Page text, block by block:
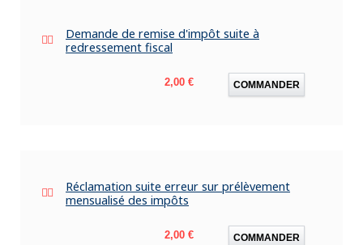
Demande de remise d'impôt suite à
redressement fiscal
Prix
2,00 € COMMANDER
Réclamation suite erreur sur prélèvement
mensualisé des impôts
Prix
2,00 € COMMANDER